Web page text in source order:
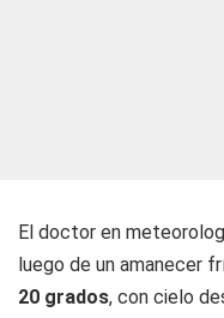
El doctor en
luego de un amanecer
20 grados, con cielo